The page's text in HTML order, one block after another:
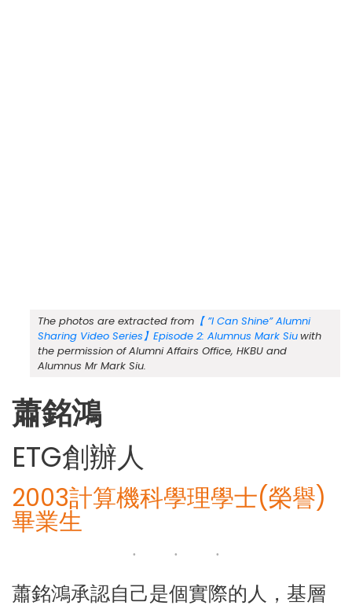
The photos are extracted from 【 ”I Can Shine” Alumni
Sharing Video Series】Episode 2: Alumnus Mark Siuwith
the permission of Alumni Affairs Office, HKBU and
Alumnus Mr Mark Siu.
蕭銘鴻
ETG創辦人
2003計算機科學理學士(榮譽)
畢業生
蕭銘鴻承認自己是個實際的人，基層